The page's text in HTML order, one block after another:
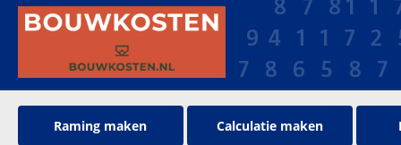
Raming maken Calculatie maken